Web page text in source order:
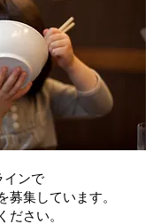
インで
募集しています。
ださい。